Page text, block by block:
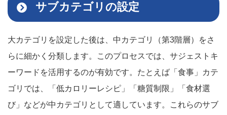
サブカテゴリの設定
大カテゴリを設定した後は、中カテゴリ（第3階層）をさ
らに細かく分類します。このプロセスでは、サジェストキ
ーワードを活用するのが有効です。たとえば「食事」カテ
ゴリでは、「低カロリーレシピ」「糖質制限」「食材選
び」などが中カテゴリとして適しています。これらのサブ